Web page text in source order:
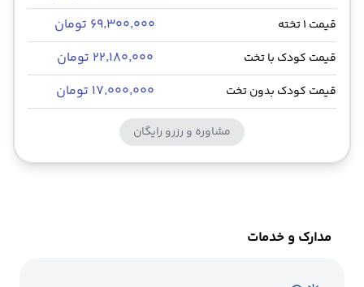
قیمت 1 تخته ۶۹٬۳۰۰٬۰۰۰ تومان
قیمت کودک با تخت ۲۲٬۱۸۰٬۰۰۰ تومان
قیمت کودک بدون تخت ۱۷٬۰۰۰٬۰۰۰ تومان
مشاوره و رزرو رایگان
مدارک و خدمات